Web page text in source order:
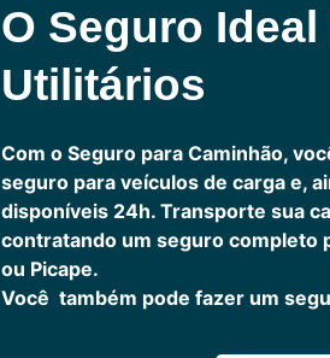
O Seguro
Utilitários
Com o Seguro para Caminhão,
seguro para veículos de carga e,
disponíveis 24h. Transporte sua
contratando um seguro completo
ou Picape.
Você também pode fazer um